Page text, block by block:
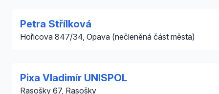
Petra Střílková
Hořicova 847/34, Opava (nečleněná část města)
Pixa Vladimír UNISPOL
Rasošky 67, Rasošky